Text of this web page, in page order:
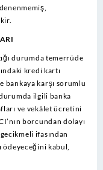
durumda temerrüde
kredi kartı
bankaya karşı sorumlu
ilgili banka
ve vekâlet ücretini
borcundan dolayı
ifasından
ödeyeceğini kabul,